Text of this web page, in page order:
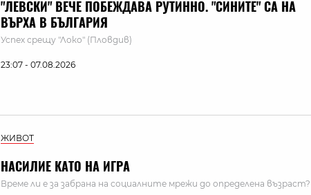
"ЛЕВСКИ" ВЕЧЕ ПОБЕЖДАВА РУТИННО. "СИНИТЕ" СА НА
ВЪРХА В БЪЛГАРИЯ
Успех срещу "Локо" (Пловдив)
23:07 - 07.08.2026
ЖИВОТ
НАСИЛИЕ КАТО НА ИГРА
Време ли е за забрана на социалните мрежи до определена възраст?